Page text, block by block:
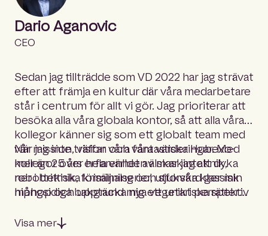
Dario Aganovic
CEO
Sedan jag tillträdde som VD 2022 har jag strävat
efter att främja en kultur där våra medarbetare
står i centrum för allt vi gör. Jag prioriterar att
besöka alla våra globala kontor, så att alla våra
kollegor känner sig som ett globalt team med
vår mission, vision och våra värderingar. Med
mer än 25 års erfarenhet av maskinteknik,
robotteknik, försäljning och sjukvård ger min
mångsidiga bakgrund mig ett unikt perspektiv
När jag inte träffar våra fantastiska Hubexo-
kollegor över hela världen älskar jag att dyka
ner i brittiska kriminalserier, utforska klassisk
hiphop och upptäcka nya vegetariska rätter
Visa mer